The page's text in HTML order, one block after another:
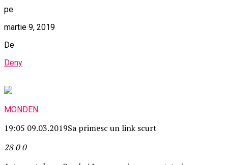
pe
martie 9, 2019
De
Deny
MONDEN
19:05 09.03.2019Sa primesc un link scurt
2800